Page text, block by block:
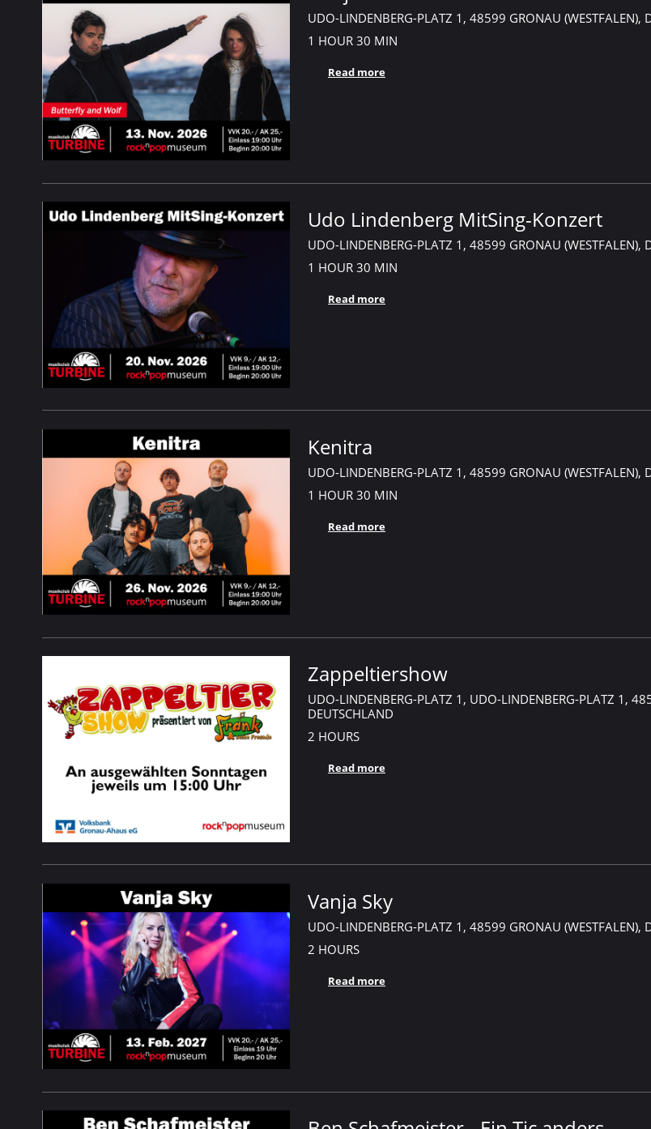
UDO-LINDENBERG-PLATZ 1, 48599 GRONAU (WESTFALEN),
1 HOUR 30 MIN
Read more
Udo Lindenberg MitSing-Konzert
UDO-LINDENBERG-PLATZ 1, 48599 GRONAU (WESTFALEN),
1 HOUR 30 MIN
Read more
Kenitra
UDO-LINDENBERG-PLATZ 1, 48599 GRONAU (WESTFALEN),
1 HOUR 30 MIN
Read more
Zappeltiershow
UDO-LINDENBERG-PLATZ 1, UDO-LINDENBERG-PLATZ 1,
DEUTSCHLAND
2 HOURS
Read more
Vanja Sky
UDO-LINDENBERG-PLATZ 1, 48599 GRONAU (WESTFALEN),
2 HOURS
Read more